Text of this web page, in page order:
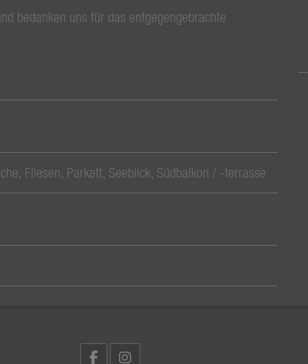
bedanken uns für das entgegengebrachte
Fliesen Parkett Seeblick Südbalkon / -terrasse